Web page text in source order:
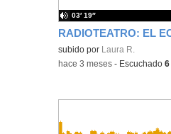
subido por Laura R.
03′ 19″
-hace 3 meses - Escuchado6